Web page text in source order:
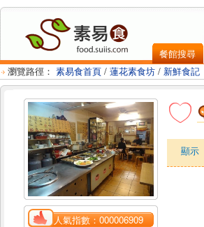
餐館搜尋
瀏覽路徑： 素易食首頁 / 蓮花素食坊 / 新鮮食記
人氣指數：000006909
顯示